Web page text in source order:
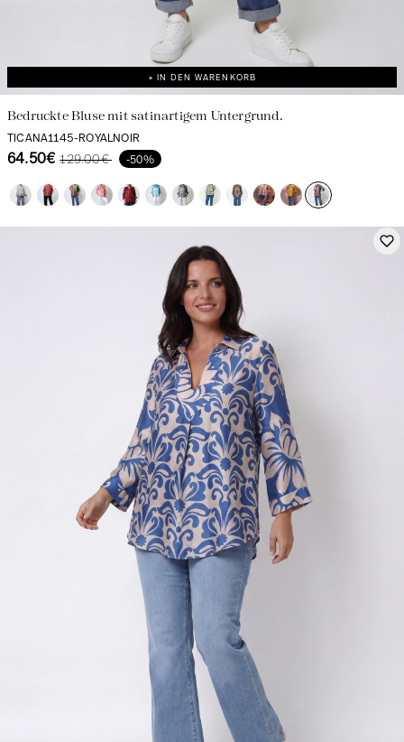
+ IN DEN WARENKORB
Bedruckte Bluse mit satinartigem Untergrund.
TICANA1145-ROYALNOIR
64.50€ 129.00€ -50%